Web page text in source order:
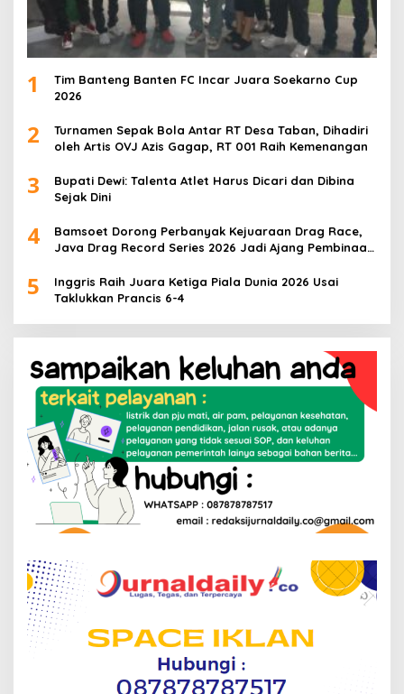
1
Tim Banteng Banten FC Incar Juara Soekarno Cup
2026
2
Turnamen Sepak Bola Antar RT Desa Taban, Dihadiri
oleh Artis OVJ Azis Gagap, RT 001 Raih Kemenangan
3
Bupati Dewi: Talenta Atlet Harus Dicari dan Dibina
Sejak Dini
4
Bamsoet Dorong Perbanyak Kejuaraan Drag Race,
Java Drag Record Series 2026 Jadi Ajang Pembinaan
5
Inggris Raih Juara Ketiga Piala Dunia 2026 Usai
Taklukkan Prancis 6-4